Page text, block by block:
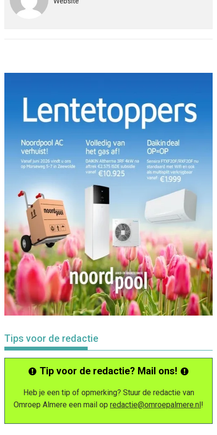
Tips voor de redactie
Tip voor de redactie? Mail ons!
Heb je een tip of opmerking? Stuur de redactie van
Omroep Almere een mail op redactie@omroepalmere.nl!